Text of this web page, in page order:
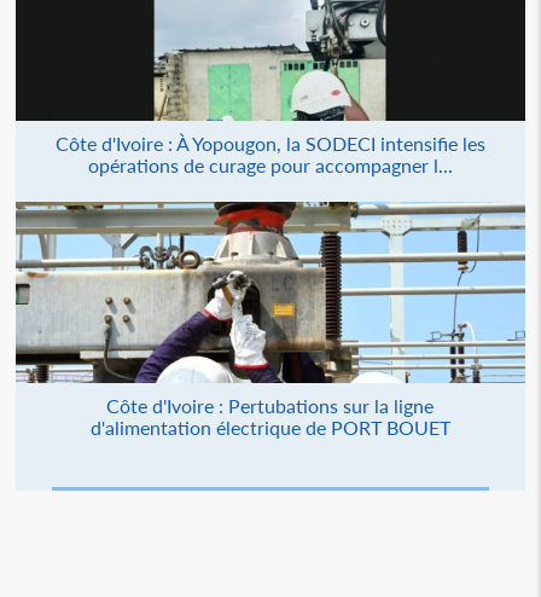
Côte d'Ivoire : À Yopougon, la SODECI intensifie les
opérations de curage pour accompagner l...
Côte d'Ivoire : Pertubations sur la ligne
d'alimentation électrique de PORT BOUET